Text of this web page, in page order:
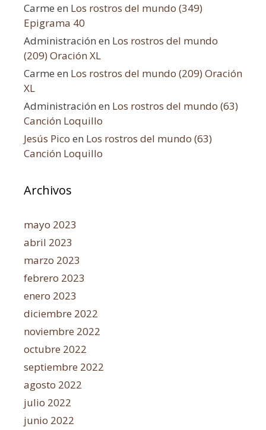
Carme en Los rostros del mundo (349)
Epigrama 40
Administración en Los rostros del mundo
(209) Oración XL
Carme en Los rostros del mundo (209) Oración
XL
Administración en Los rostros del mundo (63)
Canción Loquillo
Jesús Pico en Los rostros del mundo (63)
Canción Loquillo
Archivos
mayo 2023
abril 2023
marzo 2023
febrero 2023
enero 2023
diciembre 2022
noviembre 2022
octubre 2022
septiembre 2022
agosto 2022
julio 2022
junio 2022